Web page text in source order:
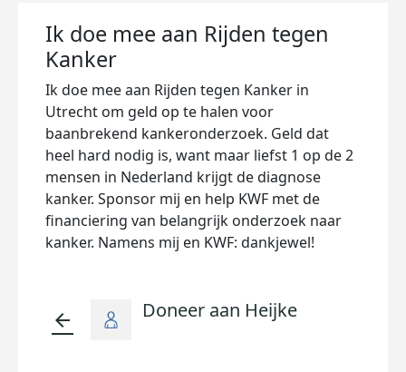
Ik doe mee aan Rijden tegen
Kanker
Ik doe mee aan Rijden tegen Kanker in
Utrecht om geld op te halen voor
baanbrekend kankeronderzoek. Geld dat
heel hard nodig is, want maar liefst 1 op de 2
mensen in Nederland krijgt de diagnose
kanker. Sponsor mij en help KWF met de
financiering van belangrijk onderzoek naar
kanker. Namens mij en KWF: dankjewel!
arrow_back Doneer aan Heijke